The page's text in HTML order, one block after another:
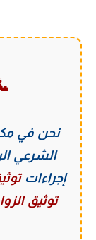
نحن في
الشرعي
إجراءات
توثيق